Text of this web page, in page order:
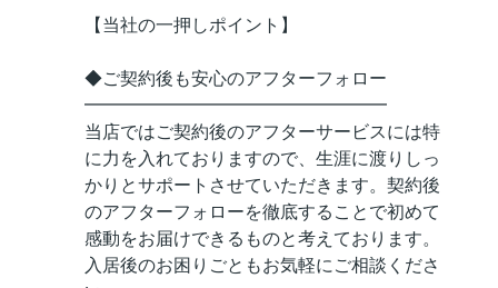
【当社の一押しポイント】
◆ご契約後も安心のアフターフォロー
━━━━━━━━━━━━━━━━━
当店ではご契約後のアフターサービスには特
に力を入れておりますので、生涯に渡りしっ
かりとサポートさせていただきます。契約後
のアフターフォローを徹底することで初めて
感動をお届けできるものと考えております。
入居後のお困りごともお気軽にご相談くださ